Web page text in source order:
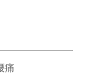
痛